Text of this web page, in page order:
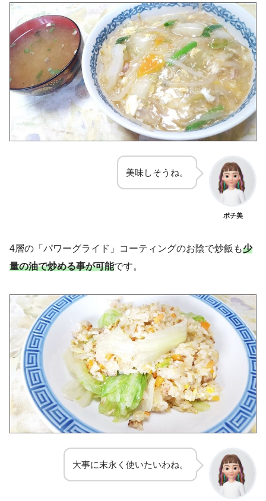
美味しそうね。
ポチ美
4層の「パワーグライド」コーティングのお陰で炒飯も少
量の油で炒める事が可能です。
大事に末永く使いたいわね。